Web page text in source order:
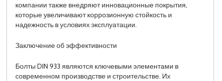
компании также внедряют инновационные покрытия,
которые увеличивают коррозионную стойкость и
надежность в условиях эксплуатации.
Заключение об эффективности
Болты DIN 933 являются ключевыми элементами в
современном производстве и строительстве. Их